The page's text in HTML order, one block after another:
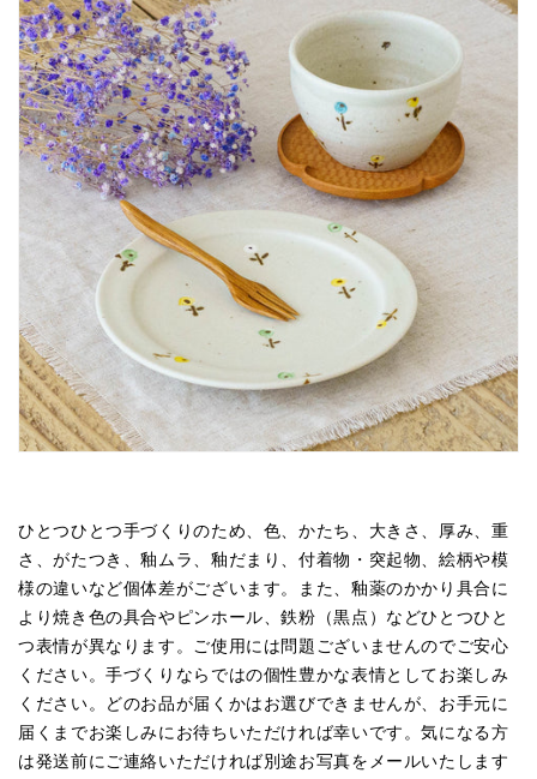
ひとつひとつ手づくりのため、色、かたち、大きさ、厚み、重
さ、がたつき、釉ムラ、釉だまり、付着物・突起物、絵柄や模
様の違いなど個体差がございます。また、釉薬のかかり具合に
より焼き色の具合やピンホール、鉄粉（黒点）などひとつひと
つ表情が異なります。ご使用には問題ございませんのでご安心
ください。手づくりならではの個性豊かな表情としてお楽しみ
ください。
どのお品が届くかはお選びできませんが、お手元に
届くまでお楽しみにお待ちいただければ幸いです。気になる方
は発送前にご連絡いただければ別途お写真をメールいたします